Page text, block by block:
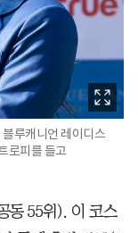
루캐니언 레이디스
로피를 들고
동 55위). 이 코스